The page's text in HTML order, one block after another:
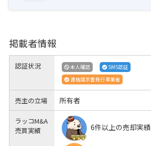
掲載者情報
認証状況 本人確認
SMS認証
適格請求書発行事業者
売主の立場 所有者
ラッコM&A
売買実績
6件以上の売却実績